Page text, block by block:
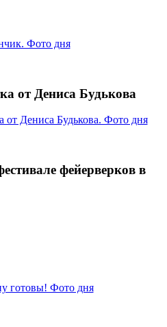
от Дениса Будькова
фейерверков в